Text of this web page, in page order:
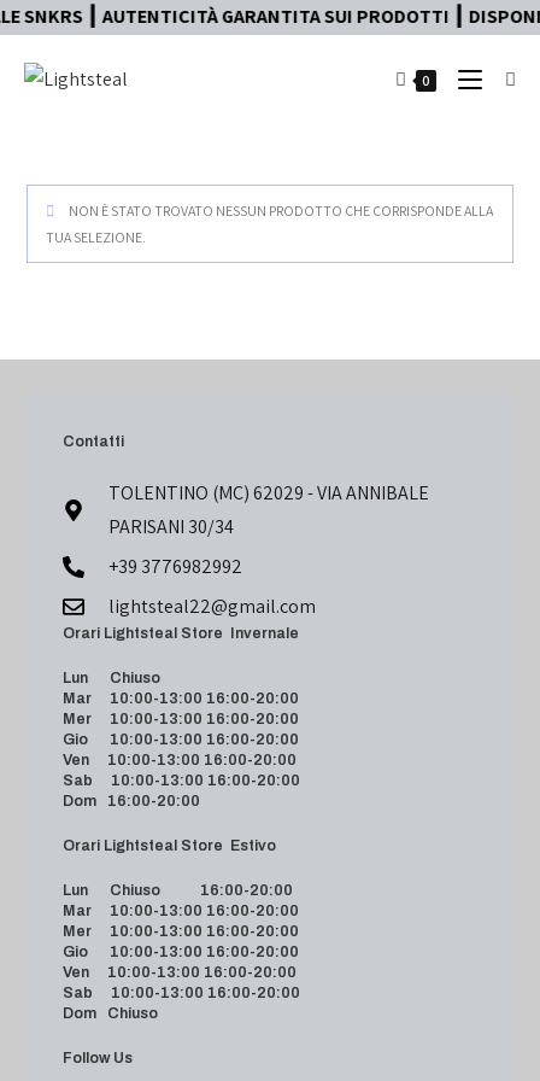
┃ AUTENTICITÀ GARANTITA SUI PRODOTTI ┃
0
NON È STATO TROVATO NESSUN PRODOTTO CHE CORRISPONDE ALLA
TUA SELEZIONE.
Contatti
TOLENTINO (MC) 62029 - VIA ANNIBALE
PARISANI 30/34
+39 3776982992
lightsteal22@gmail.com
Orari Lightsteal Store Invernale
Lun Chiuso
Mar 10:00-13:00 16:00-20:00
Mer 10:00-13:00 16:00-20:00
Gio 10:00-13:00 16:00-20:00
Ven 10:00-13:00 16:00-20:00
Sab 10:00-13:00 16:00-20:00
Dom 16:00-20:00
Orari Lightsteal Store Estivo
Lun Chiuso 16:00-20:00
Mar 10:00-13:00 16:00-20:00
Mer 10:00-13:00 16:00-20:00
Gio 10:00-13:00 16:00-20:00
Ven 10:00-13:00 16:00-20:00
Sab 10:00-13:00 16:00-20:00
Dom Chiuso
Follow Us